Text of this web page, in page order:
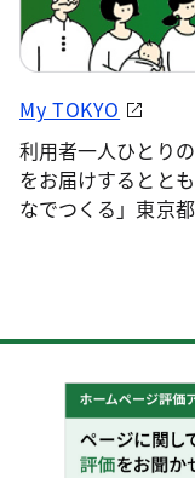
My TOKYO
利用者一人ひとり
をお届けするとと
なでつくる」東京